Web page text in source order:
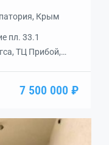
Крым
пл. 33.1
ТЦ Прибой,
потолка
готовы к
7 500 000 ₽